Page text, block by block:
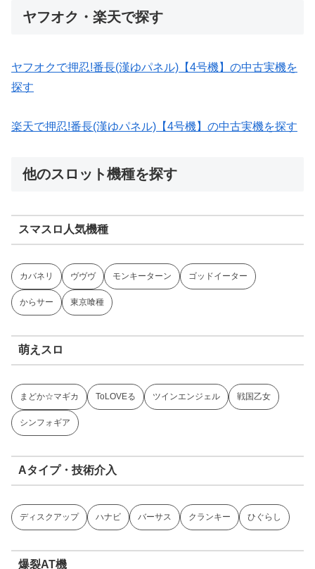
ヤフオク・楽天で探す
ヤフオクで押忍!番長(漢ゆパネル)【4号機】の中古実機を
探す
楽天で押忍!番長(漢ゆパネル)【4号機】の中古実機を探す
他のスロット機種を探す
スマスロ人気機種
カバネリ ヴヴヴ モンキーターン ゴッドイーター
からサー 東京喰種
萌えスロ
まどか☆マギカ ToLOVEる ツインエンジェル 戦国乙女
シンフォギア
Aタイプ・技術介入
ディスクアップ ハナビ バーサス クランキー ひぐらし
爆裂AT機